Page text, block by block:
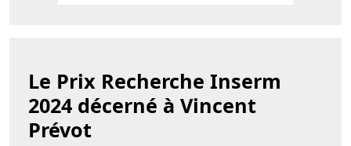
Le Prix Recherche Inserm
2024 décerné à Vincent
Prévot